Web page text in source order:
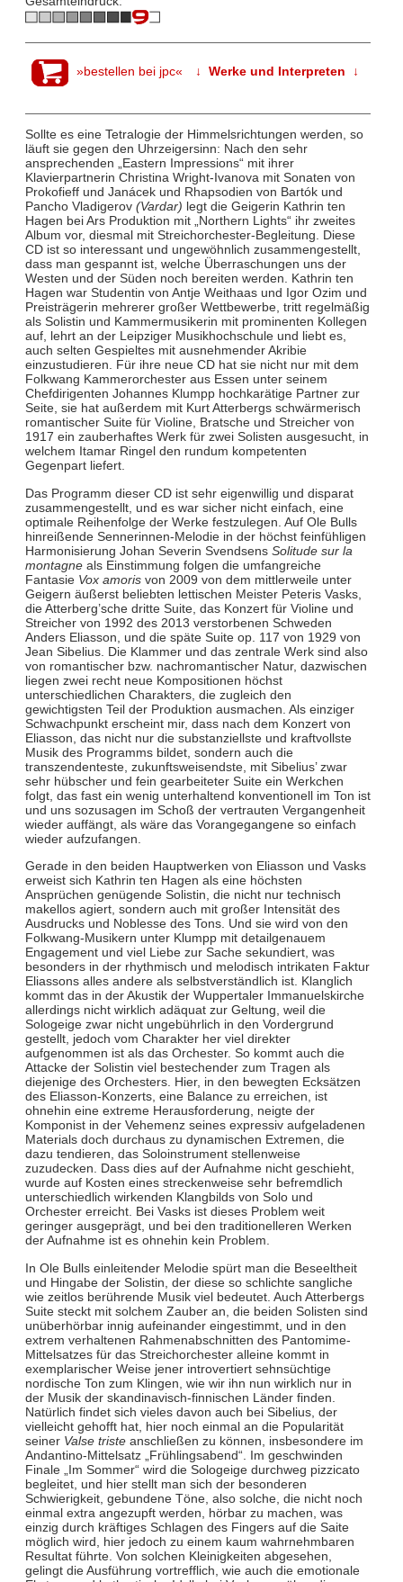
»bestellen bei jpc« ↓ Werke und Interpreten ↓
Sollte es eine Tetralogie der Himmelsrichtungen werden, so
läuft sie gegen den Uhrzeigersinn: Nach den sehr
ansprechenden „Eastern Impressions“ mit ihrer
Klavierpartnerin Christina Wright-Ivanova mit Sonaten von
Prokofieff und Janácek und Rhapsodien von Bartók und
Pancho Vladigerov (Vardar) legt die Geigerin Kathrin ten
Hagen bei Ars Produktion mit „Northern Lights“ ihr zweites
Album vor, diesmal mit Streichorchester-Begleitung. Diese
CD ist so interessant und ungewöhnlich zusammengestellt,
dass man gespannt ist, welche Überraschungen uns der
Westen und der Süden noch bereiten werden. Kathrin ten
Hagen war Studentin von Antje Weithaas und Igor Ozim und
Preisträgerin mehrerer großer Wettbewerbe, tritt regelmäßig
als Solistin und Kammermusikerin mit prominenten Kollegen
auf, lehrt an der Leipziger Musikhochschule und liebt es,
auch selten Gespieltes mit ausnehmender Akribie
einzustudieren. Für ihre neue CD hat sie nicht nur mit dem
Folkwang Kammerorchester aus Essen unter seinem
Chefdirigenten Johannes Klumpp hochkarätige Partner zur
Seite, sie hat außerdem mit Kurt Atterbergs schwärmerisch
romantischer Suite für Violine, Bratsche und Streicher von
1917 ein zauberhaftes Werk für zwei Solisten ausgesucht, in
welchem Itamar Ringel den rundum kompetenten
Gegenpart liefert.
Das Programm dieser CD ist sehr eigenwillig und disparat
zusammengestellt, und es war sicher nicht einfach, eine
optimale Reihenfolge der Werke festzulegen. Auf Ole Bulls
hinreißende Sennerinnen-Melodie in der höchst feinfühligen
Harmonisierung Johan Severin Svendsens Solitude sur la
montagneals Einstimmung folgen die umfangreiche
Fantasie Vox amorisvon 2009 von dem mittlerweile unter
Geigern äußerst beliebten lettischen Meister Peteris Vasks,
die Atterberg’sche dritte Suite, das Konzert für Violine und
Streicher von 1992 des 2013 verstorbenen Schweden
Anders Eliasson, und die späte Suite op. 117 von 1929 von
Jean Sibelius. Die Klammer und das zentrale Werk sind also
von romantischer bzw. nachromantischer Natur, dazwischen
liegen zwei recht neue Kompositionen höchst
unterschiedlichen Charakters, die zugleich den
gewichtigsten Teil der Produktion ausmachen. Als einziger
Schwachpunkt erscheint mir, dass nach dem Konzert von
Eliasson, das nicht nur die substanziellste und kraftvollste
Musik des Programms bildet, sondern auch die
transzendenteste, zukunftsweisendste, mit Sibelius’ zwar
sehr hübscher und fein gearbeiteter Suite ein Werkchen
folgt, das fast ein wenig unterhaltend konventionell im Ton ist
und uns sozusagen im Schoß der vertrauten Vergangenheit
wieder auffängt, als wäre das Vorangegangene so einfach
wieder aufzufangen.
Gerade in den beiden Hauptwerken von Eliasson und Vasks
erweist sich Kathrin ten Hagen als eine höchsten
Ansprüchen genügende Solistin, die nicht nur technisch
makellos agiert, sondern auch mit großer Intensität des
Ausdrucks und Noblesse des Tons. Und sie wird von den
Folkwang-Musikern unter Klumpp mit detailgenauem
Engagement und viel Liebe zur Sache sekundiert, was
besonders in der rhythmisch und melodisch intrikaten Faktur
Eliassons alles andere als selbstverständlich ist. Klanglich
kommt das in der Akustik der Wuppertaler Immanuelskirche
allerdings nicht wirklich adäquat zur Geltung, weil die
Sologeige zwar nicht ungebührlich in den Vordergrund
gestellt, jedoch vom Charakter her viel direkter
aufgenommen ist als das Orchester. So kommt auch die
Attacke der Solistin viel bestechender zum Tragen als
diejenige des Orchesters. Hier, in den bewegten Ecksätzen
des Eliasson-Konzerts, eine Balance zu erreichen, ist
ohnehin eine extreme Herausforderung, neigte der
Komponist in der Vehemenz seines expressiv aufgeladenen
Materials doch durchaus zu dynamischen Extremen, die
dazu tendieren, das Soloinstrument stellenweise
zuzudecken. Dass dies auf der Aufnahme nicht geschieht,
wurde auf Kosten eines streckenweise sehr befremdlich
unterschiedlich wirkenden Klangbilds von Solo und
Orchester erreicht. Bei Vasks ist dieses Problem weit
geringer ausgeprägt, und bei den traditionelleren Werken
der Aufnahme ist es ohnehin kein Problem.
In Ole Bulls einleitender Melodie spürt man die Beseeltheit
und Hingabe der Solistin, der diese so schlichte sangliche
wie zeitlos berührende Musik viel bedeutet. Auch Atterbergs
Suite steckt mit solchem Zauber an, die beiden Solisten sind
unüberhörbar innig aufeinander eingestimmt, und in den
extrem verhaltenen Rahmenabschnitten des Pantomime-
Mittelsatzes für das Streichorchester alleine kommt in
exemplarischer Weise jener introvertiert sehnsüchtige
nordische Ton zum Klingen, wie wir ihn nun wirklich nur in
der Musik der skandinavisch-finnischen Länder finden.
Natürlich findet sich vieles davon auch bei Sibelius, der
vielleicht gehofft hat, hier noch einmal an die Popularität
seiner Valse triste anschließen zu können, insbesondere im
Andantino-Mittelsatz „Frühlingsabend“. Im geschwinden
Finale „Im Sommer“ wird die Sologeige durchweg pizzicato
begleitet, und hier stellt man sich der besonderen
Schwierigkeit, gebundene Töne, also solche, die nicht noch
einmal extra angezupft werden, hörbar zu machen, was
einzig durch kräftiges Schlagen des Fingers auf die Saite
möglich wird, hier jedoch zu einem kaum wahrnehmbaren
Resultat führte. Von solchen Kleinigkeiten abgesehen,
gelingt die Ausführung vortrefflich, wie auch die emotionale